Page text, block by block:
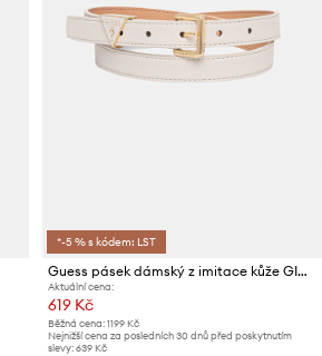
*-5 % s kódem: LST
Guess pásek dámský z imitace kůže GIULLY
Aktuální cena:
619 Kč
Běžná cena: 1199 Kč
Nejnižší cena za posledních 30 dnů před poskytnutím
slevy: 639 Kč